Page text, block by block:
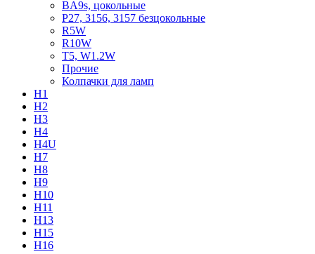
BA9s, цокольные
P27, 3156, 3157 безцокольные
R5W
R10W
T5, W1.2W
Прочие
Колпачки для ламп
H1
H2
H3
H4
H4U
H7
H8
H9
H10
H11
H13
H15
H16